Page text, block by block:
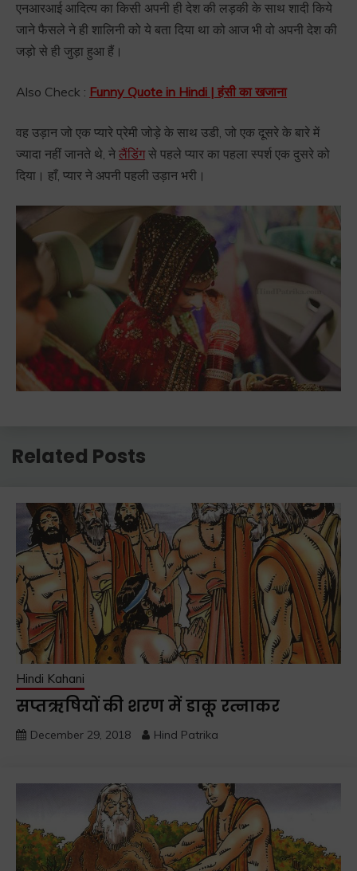
एनआरआई आदित्य का किसी अपनी ही देश की लड़की के साथ शादी किये
जाने फैसले ने ही शालिनी को ये बता दिया था को आज भी वो अपनी देश की
जड़ो से ही जुड़ा हुआ हैं।
Also Check : Funny Quote in Hindi | हंसी का खजाना
वह उड़ान जो एक प्यारे प्रेमी जोड़े के साथ उडी, जो एक दूसरे के बारे में
ज्यादा नहीं जानते थे, ने लैंडिंगसे पहले प्यार का पहला स्पर्श एक दुसरे को
दिया। हाँ, प्यार ने अपनी पहली उड़ान भरी।
Related Posts
Hindi Kahani
सप्तऋषियों की शरण में डाकू रत्नाकर
December 29, 2018 Hind Patrika